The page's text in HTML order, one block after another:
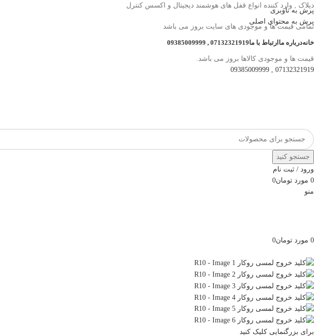
پرش به ناوبری
پرش به محتوای اصلی
دیلاک , وارد کننده انواع قفل های هوشمند دیجیتال و اکسس کنترل
تمامی قیمت ها و موجودی های سایت بروز می باشد
خانهدرباره ما ارتباط با ما07132321919 , 09385009999
قیمت ها و موجودی کالاها بروز می باشد.
07132321919 , 09385009999
جستجو کنید
ورود / ثبت نام
0 مورد تومان0
منو
0 مورد تومان0
برای بزرگنمایی کلیک کنید